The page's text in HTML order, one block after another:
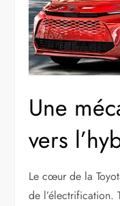
Une
vers
Le cœur de la
de l’électrification.